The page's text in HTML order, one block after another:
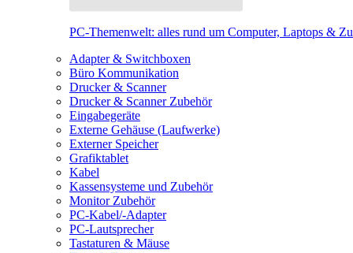
PC-Themenwelt: alles rund um Computer, Laptops &
Adapter & Switchboxen
Büro Kommunikation
Drucker & Scanner
Drucker & Scanner Zubehör
Eingabegeräte
Externe Gehäuse (Laufwerke)
Externer Speicher
Grafiktablet
Kabel
Kassensysteme und Zubehör
Monitor Zubehör
PC-Kabel/-Adapter
PC-Lautsprecher
Tastaturen & Mäuse